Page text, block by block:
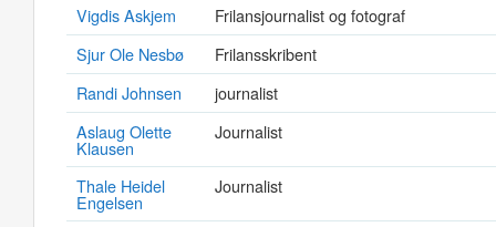
Vigdis Askjem
Frilansjournalist og fotograf
Sjur Ole Nesbø
Frilansskribent
Randi Johnsen
journalist
Aslaug Olette
Klausen
Journalist
Thale Heidel
Engelsen
Journalist